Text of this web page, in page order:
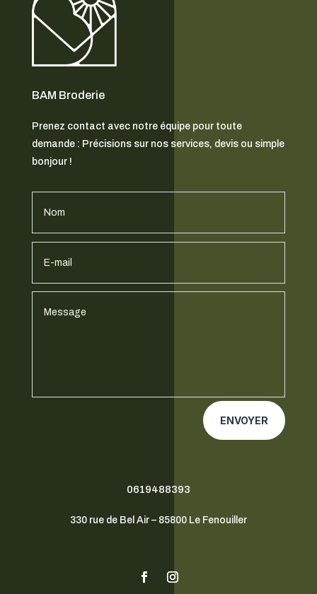
BAM Broderie
Prenez contact avec notre équipe pour toute
demande : Précisions sur nos services, devis ou simple
bonjour !
ENVOYER
0619488393
330 rue de Bel Air – 85800 Le Fenouiller